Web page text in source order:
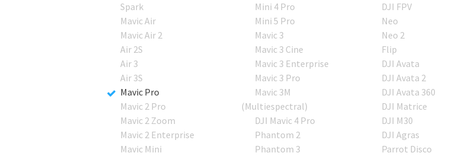
Spark
Mavic Air
Mavic Air 2
Air 2S
Air 3
Air 3S
Mavic Pro
Mavic 2 Pro
Mavic 2 Zoom
Mavic 2 Enterprise
Mavic Mini
Mini 4 Pro
Mini 5 Pro
Mavic 3
Mavic 3 Cine
Mavic 3 Enterprise
Mavic 3 Pro
Mavic 3M
(Multiespectral)
DJI Mavic 4 Pro
Phantom 2
Phantom 3
DJI FPV
Neo
Neo 2
Flip
DJI Avata
DJI Avata 2
DJI Avata 360
DJI Matrice
DJI M30
DJI Agras
Parrot Disco